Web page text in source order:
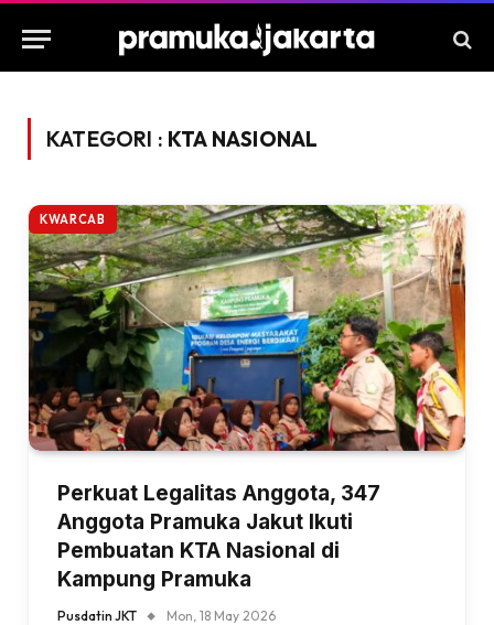
KATEGORI : KTA NASIONAL
KWARCAB
Perkuat Legalitas Anggota, 347
Anggota Pramuka Jakut Ikuti
Pembuatan KTA Nasional di
Kampung Pramuka
Pusdatin JKT Mon, 18 May 2026